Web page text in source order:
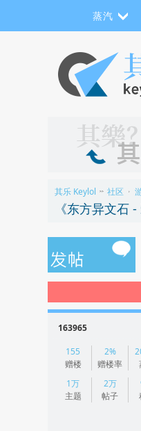
蒸汽
其乐 Keylol >> 社区 ›
《东方异文石
163965
155
赠楼
2%
赠楼率
1万
主题
2万
帖子